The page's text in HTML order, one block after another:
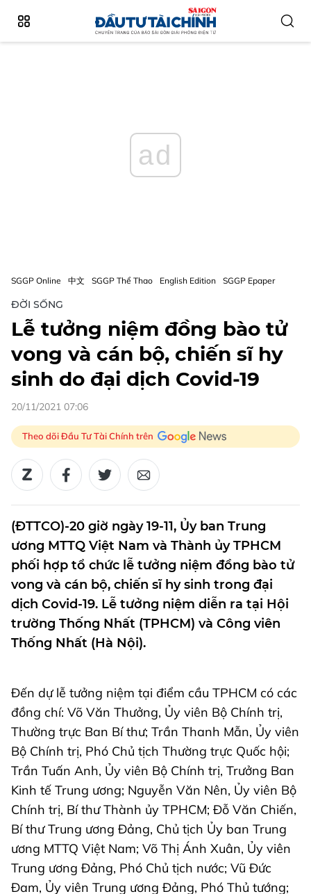
ad
SGGP Online 中文 SGGP Thể Thao English Edition SGGP Epaper
ĐỜI SỐNG
Lễ tưởng niệm đồng bào tử
vong và cán bộ, chiến sĩ hy
sinh do đại dịch Covid-19
20/11/2021 07:06
Theo dõi Đầu Tư Tài Chính trên
(ĐTTCO)-20 giờ ngày 19-11, Ủy ban Trung
ương MTTQ Việt Nam và Thành ủy TPHCM
phối hợp tổ chức lễ tưởng niệm đồng bào tử
vong và cán bộ, chiến sĩ hy sinh trong đại
dịch Covid-19. Lễ tưởng niệm diễn ra tại Hội
trường Thống Nhất (TPHCM) và Công viên
Thống Nhất (Hà Nội).
Đến dự lễ tưởng niệm tại điểm cầu TPHCM có các
đồng chí: Võ Văn Thưởng, Ủy viên Bộ Chính trị,
Thường trực Ban Bí thư; Trần Thanh Mẫn, Ủy viên
Bộ Chính trị, Phó Chủ tịch Thường trực Quốc hội;
Trần Tuấn Anh, Ủy viên Bộ Chính trị, Trưởng Ban
Kinh tế Trung ương; Nguyễn Văn Nên, Ủy viên Bộ
Chính trị, Bí thư Thành ủy TPHCM; Đỗ Văn Chiến,
Bí thư Trung ương Đảng, Chủ tịch Ủy ban Trung
ương MTTQ Việt Nam; Võ Thị Ánh Xuân, Ủy viên
Trung ương Đảng, Phó Chủ tịch nước; Vũ Đức
Đam, Ủy viên Trung ương Đảng, Phó Thủ tướng;